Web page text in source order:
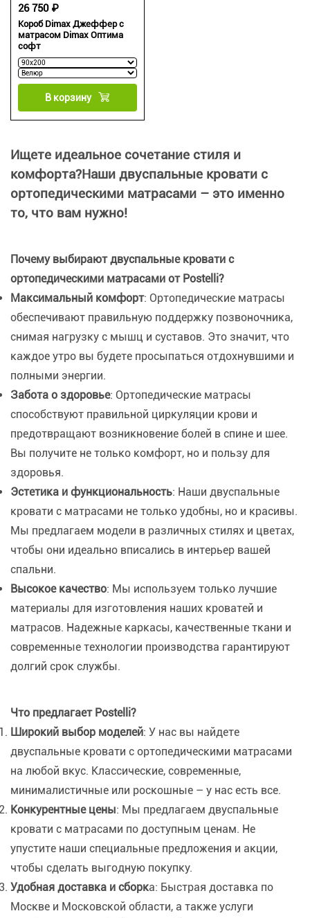
Короб Dimax Джеффер с
матрасом Dimax Оптима
софт
26 750 ₽
В корзину
Ищете идеальное сочетание стиля и
комфорта?Наши двуспальные кровати с
ортопедическими матрасами – это именно
то, что вам нужно!
Почему выбирают двуспальные кровати с
ортопедическими матрасами от Postelli?
Максимальный комфорт: Ортопедические матрасы
обеспечивают правильную поддержку позвоночника,
снимая нагрузку с мышц и суставов. Это значит, что
каждое утро вы будете просыпаться отдохнувшими и
полными энергии.
Забота о здоровье: Ортопедические матрасы
способствуют правильной циркуляции крови и
предотвращают возникновение болей в спине и шее.
Вы получите не только комфорт, но и пользу для
здоровья.
Эстетика и функциональность: Наши двуспальные
кровати с матрасами не только удобны, но и красивы.
Мы предлагаем модели в различных стилях и цветах,
чтобы они идеально вписались в интерьер вашей
спальни.
Высокое качество: Мы используем только лучшие
материалы для изготовления наших кроватей и
матрасов. Надежные каркасы, качественные ткани и
современные технологии производства гарантируют
долгий срок службы.
Что предлагает Postelli?
Широкий выбор моделей: У нас вы найдете
двуспальные кровати с ортопедическими матрасами
на любой вкус. Классические, современные,
минималистичные или роскошные – у нас есть все.
Конкурентные цены: Мы предлагаем двуспальные
кровати с матрасами по доступным ценам. Не
упустите наши специальные предложения и акции,
чтобы сделать выгодную покупку.
Удобная доставка и сборка: Быстрая доставка по
Москве и Московской области, а также услуги